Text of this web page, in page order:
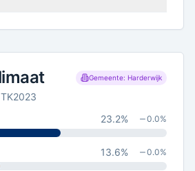
Gemeente: Harderwijk
23.2% 0.0%
13.6% 0.0%